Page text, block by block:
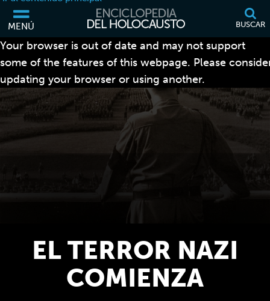
MENÚ BUSCAR
Your browser is out of date and may not support
some of the features of this webpage. Please
updating your browser or using another.
EL TERROR NAZI
COMIENZA